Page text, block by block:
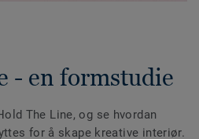
- en formstudie
The Line, og se hvordan
for å skape kreative interiør.